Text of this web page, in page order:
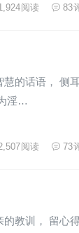
阅读 83
的话语， 侧
淫…
阅读 73
教训， 留心